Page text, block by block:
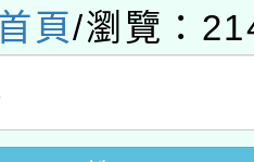
院辦理「
位及節水達
22日(星期六
祈福系列
園地景藝術
頁/瀏覽：